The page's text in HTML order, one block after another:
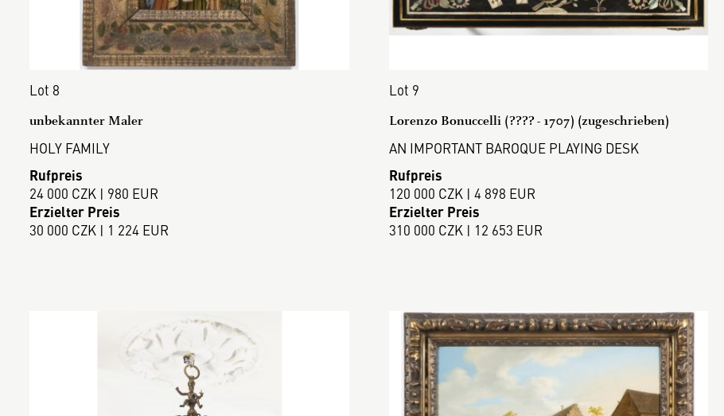
Lot 8
unbekannter Maler
HOLY FAMILY
Rufpreis
24 000 CZK | 980 EUR
Erzielter Preis
30 000 CZK | 1 224 EUR
Lot 9
Lorenzo Bonuccelli (???? - 1707) (zugeschrieben)
AN IMPORTANT BAROQUE PLAYING DESK
Rufpreis
120 000 CZK | 4 898 EUR
Erzielter Preis
310 000 CZK | 12 653 EUR